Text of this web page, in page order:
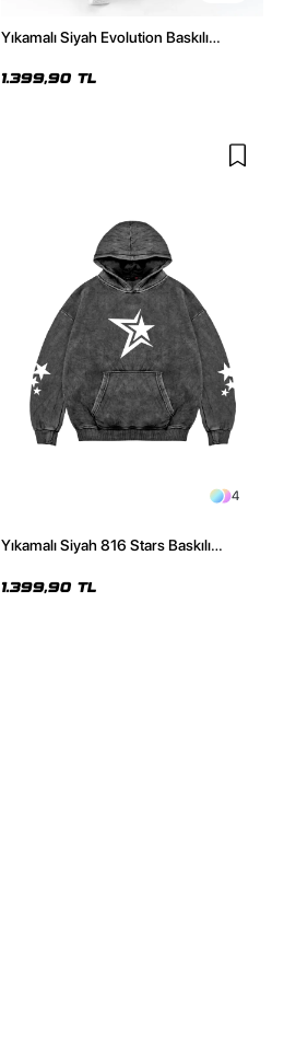
Yıkamalı Siyah Evolution Baskılı
1.399,90 TL
4
Yıkamalı Siyah 816 Stars Baskılı
1.399,90 TL